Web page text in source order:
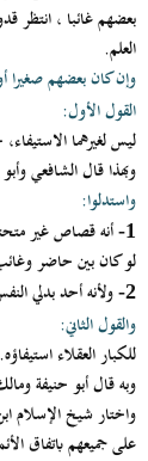
بعضهم غائبا ، انتظر
العلم.
وإن كان بعضهم صغيرا
القول الأول:
ليس لغيرهما
وبهذا قال الشافعي
واستدلوا:
1- أنه قصاص غير
لو كان بين حاضر
2- ولأنه أحد بدلي
والقول الثاني:
للكبار العقلاء استيفاؤه.
وبه قال أبو حنيفة
واختار شيخ الإسلام
على جميعهم باتفاق